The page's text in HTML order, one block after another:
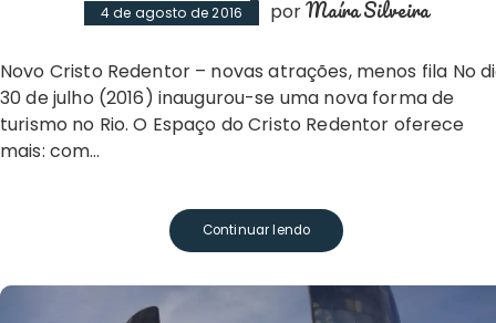
4 de agosto de 2016 porMaíra Silveira
Novo Cristo Redentor – novas atrações, menos fila No dia
30 de julho (2016) inaugurou-se uma nova forma de
turismo no Rio. O Espaço do Cristo Redentor oferece
mais: com…
Continuar lendo